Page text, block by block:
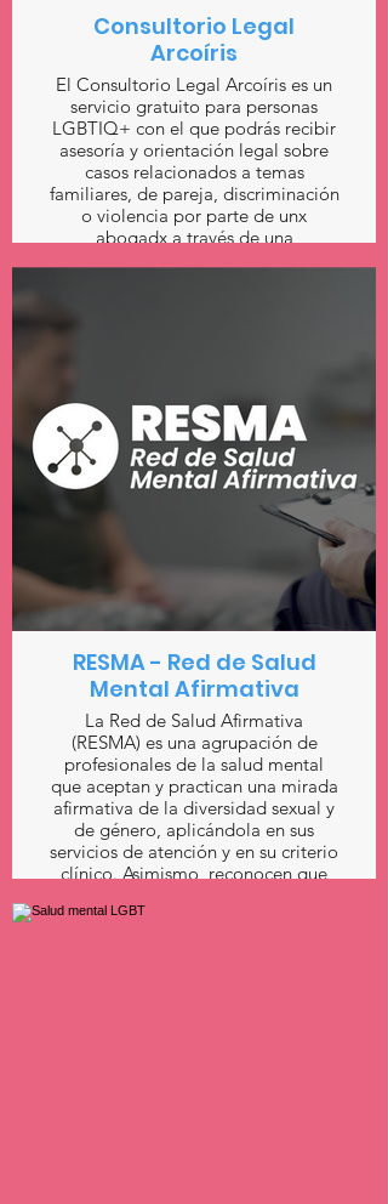
Consultorio Legal
Arcoíris
El Consultorio Legal Arcoíris es un
servicio gratuito para personas
LGBTIQ+ con el que podrás recibir
asesoría y orientación legal sobre
casos relacionados a temas
familiares, de pareja, discriminación
o violencia por parte de unx
abogadx a través de una
RESMA - Red de Salud
Mental Afirmativa
La Red de Salud Afirmativa
(RESMA) es una agrupación de
profesionales de la salud mental
que aceptan y practican una mirada
afirmativa de la diversidad sexual y
de género, aplicándola en sus
servicios de atención y en su criterio
clínico. Asimismo, reconocen que
implica un atentado a los derechos